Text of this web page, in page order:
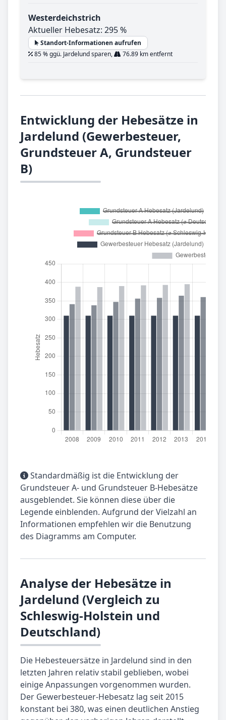
Westerdeichstrich
Aktueller Hebesatz: 295 %
Standort-Informationen aufrufen
85 % ggü. Jardelund sparen,
76.89 km entfernt
Entwicklung der Hebesätze in
Jardelund (Gewerbesteuer,
Grundsteuer A, Grundsteuer
B)
Standardmäßig ist die Entwicklung der
Grundsteuer A- und Grundsteuer B-Hebesätze
ausgeblendet. Sie können diese über die
Legende einblenden. Aufgrund der Vielzahl an
Informationen empfehlen wir die Benutzung
des Diagramms am Computer.
Analyse der Hebesätze in
Jardelund (Vergleich zu
Schleswig-Holstein und
Deutschland)
Die Hebesteuersätze in Jardelund sind in den
letzten Jahren relativ stabil geblieben, wobei
einige Anpassungen vorgenommen wurden.
Der Gewerbesteuer-Hebesatz lag seit 2015
konstant bei 380, was einen deutlichen Anstieg